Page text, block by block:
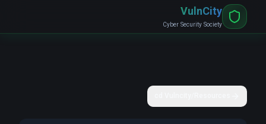
VulnCity
Cyber Security Society